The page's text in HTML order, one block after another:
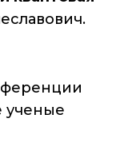
ученые